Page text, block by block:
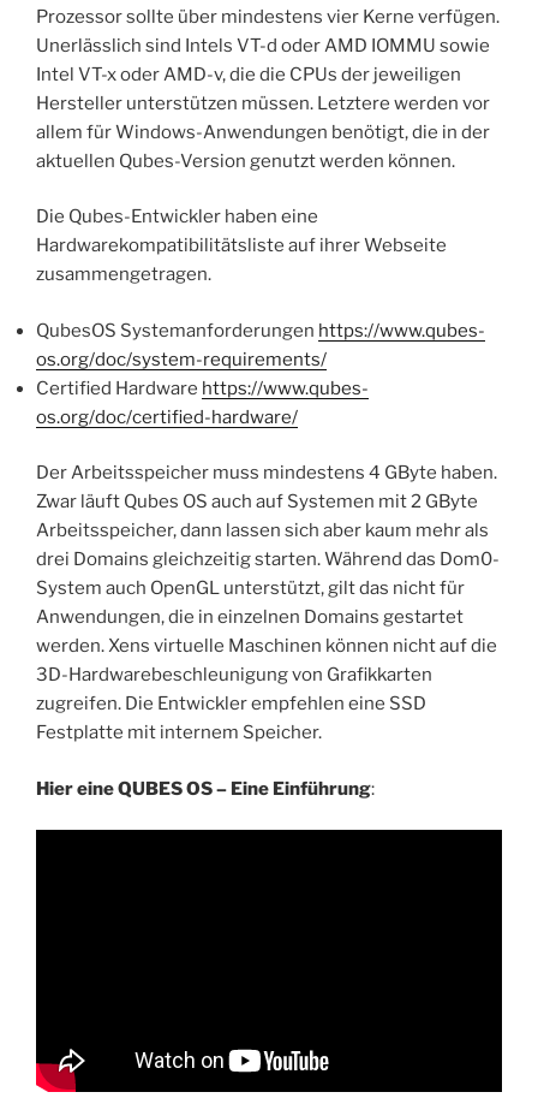
Prozessor sollte über mindestens vier Kerne verfügen.
Unerlässlich sind Intels VT-d oder AMD IOMMU sowie
Intel VT-x oder AMD-v, die die CPUs der jeweiligen
Hersteller unterstützen müssen. Letztere werden vor
allem für Windows-Anwendungen benötigt, die in der
aktuellen Qubes-Version genutzt werden können.
Die Qubes-Entwickler haben eine
Hardwarekompatibilitätsliste auf ihrer Webseite
zusammengetragen.
QubesOS Systemanforderungen https://www.qubes-
os.org/doc/system-requirements/
Certified Hardware https://www.qubes-
os.org/doc/certified-hardware/
Der Arbeitsspeicher muss mindestens 4 GByte haben.
Zwar läuft Qubes OS auch auf Systemen mit 2 GByte
Arbeitsspeicher, dann lassen sich aber kaum mehr als
drei Domains gleichzeitig starten. Während das Dom0-
System auch OpenGL unterstützt, gilt das nicht für
Anwendungen, die in einzelnen Domains gestartet
werden. Xens virtuelle Maschinen können nicht auf die
3D-Hardwarebeschleunigung von Grafikkarten
zugreifen. Die Entwickler empfehlen eine SSD
Festplatte mit internem Speicher.
Hier eine QUBES OS – Eine Einführung: